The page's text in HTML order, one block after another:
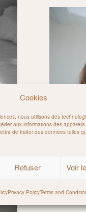
Cookies
nous utilisons des
aux informations des
de traiter des données telles
Refuser Voir
Privacy PolicyTerms and